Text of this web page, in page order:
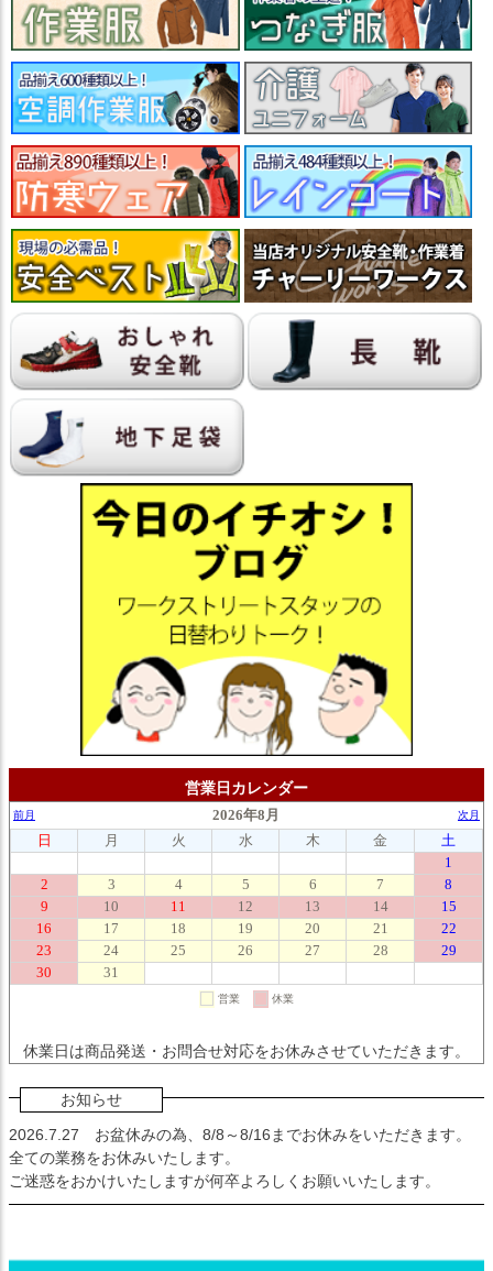
営業日カレンダー
休業日は商品発送・お問合せ対応をお休みさせていただきます。
お知らせ
2026.7.27 お盆休みの為、8/8～8/16までお休みをいただきます。
全ての業務をお休みいたします。
ご迷惑をおかけいたしますが何卒よろしくお願いいたします。